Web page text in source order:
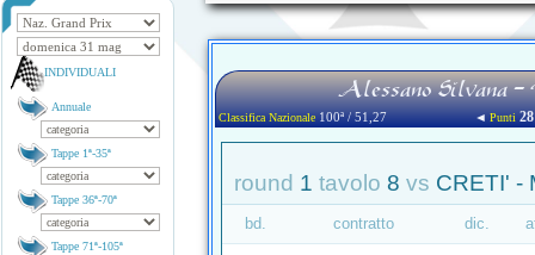
INDIVIDUALI
Annuale
Tappe 1ª-35ª
Tappe 36ª-70ª
Tappe 71ª-105ª
Alessano Silvana
Classifica Nazionale100ª / 51,27 ◄Punti 28
round 1 tavolo 8 vs CRETI' -
bd. contratto dic.